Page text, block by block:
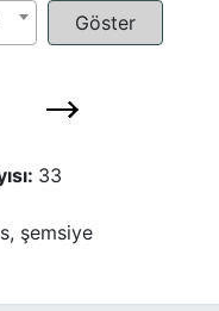
33
şemsiye